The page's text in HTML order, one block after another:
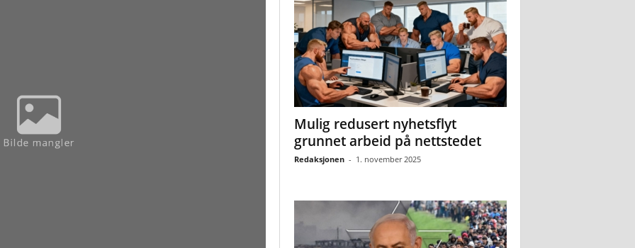
Mulig redusert nyhetsflyt
grunnet arbeid på nettstedet
Redaksjonen - 1. november 2025